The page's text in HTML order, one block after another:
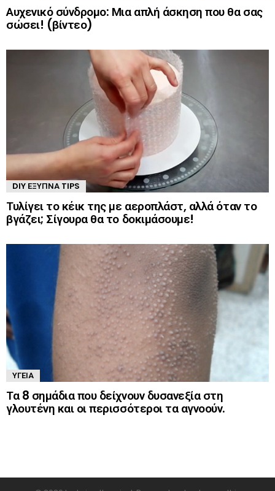
Αυχενικό σύνδρομο: Μια απλή άσκηση που θα σας
σώσει! (βίντεο)
DIY ΈΞΥΠΝΑ TIPS
Τυλίγει το κέικ της με αεροπλάστ, αλλά όταν το
βγάζει; Σίγουρα θα το δοκιμάσουμε!
ΥΓΕΊΑ
Τα 8 σημάδια που δείχνουν δυσανεξία στη
γλουτένη και οι περισσότεροι τα αγνοούν.